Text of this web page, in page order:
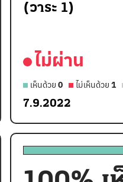
(วาระ 1)
ไม่ผ่าน
เห็นด้วย 0 ไม่เห็นด้วย 1
7.9.2022